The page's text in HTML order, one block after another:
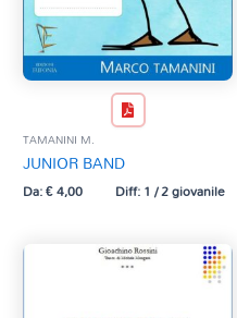
TAMANINI M.
JUNIOR BAND
Da:€4,00 Diff: 1 / 2 giovanile